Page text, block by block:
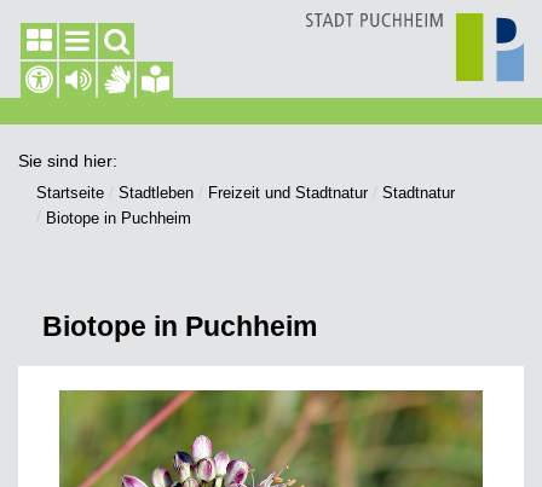
Sie sind hier:
Startseite Stadtleben Freizeit und Stadtnatur
Stadtnatur
Biotope in Puchheim
Biotope in Puchheim